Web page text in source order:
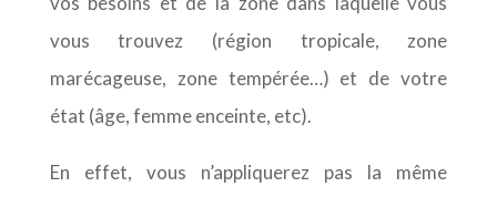
vous trouvez (région tropicale, zone
marécageuse, zone tempérée…) et de votre
état (âge, femme enceinte, etc).
En effet, vous n’appliquerez pas la même